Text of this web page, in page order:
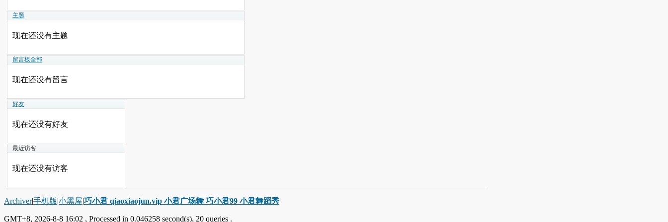
主题
现在还没有主题
留言板全部
现在还没有留言
好友
现在还没有好友
最近访客
现在还没有访客
Archiver|手机版|小黑屋|巧小君 qiaoxiaojun.vip 小君广场舞 巧小君99 小君舞蹈秀
GMT+8, 2026-8-8 16:02 , Processed in 0.046258 second(s), 20 queries .